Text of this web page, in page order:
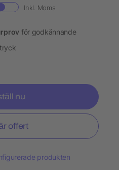
Inkl. Moms
för godkännande
nu
offert
produkten